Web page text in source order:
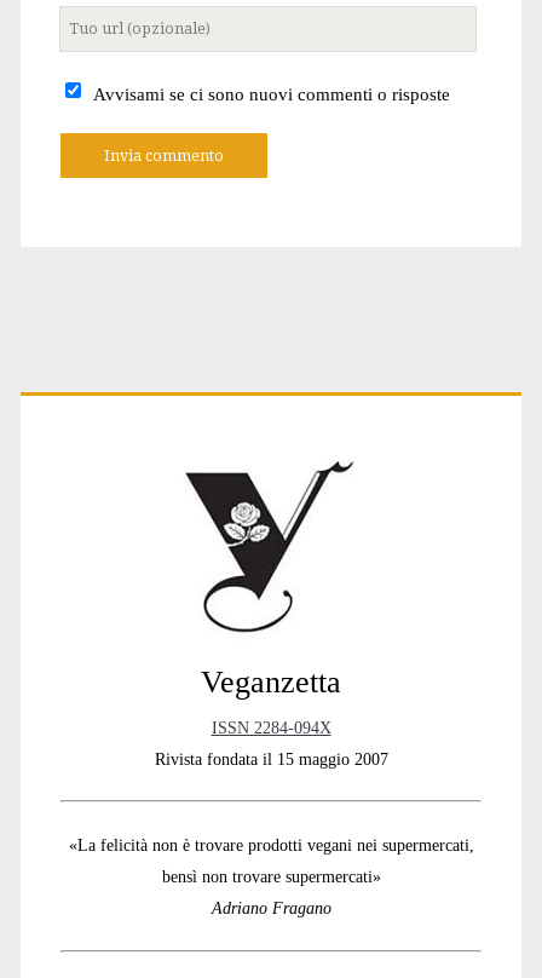
sito
Avvisami se ci sono nuovi commenti o risposte
i
Primary
Veganzetta
ISSN 2284-094X
Rivista fondata il 15 maggio 2007
«La felicità non è trovare prodotti vegani nei supermercati,
bensì non trovare supermercati»
Adriano Fragano